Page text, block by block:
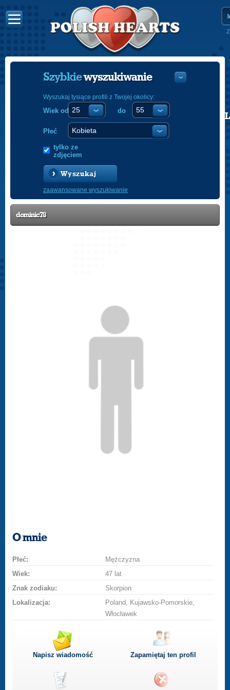
POLISH
Szybkiewyszukiwanie
Wyszukaj tysiące profili z Twojej okolicy:
Wiek od do
Płeć
tylko ze
zdjęciem
Wyszukaj
zaawansowane wyszukiwanie
dominic78
O mnie
Płeć:
Mężczyzna
Wiek:
47 lat
Znak zodiaku:
Skorpion
Lokalizacja:
Poland, Kujawsko-Pomorskie,
Włocławek
Napisz wiadomość Zapamiętaj ten profil